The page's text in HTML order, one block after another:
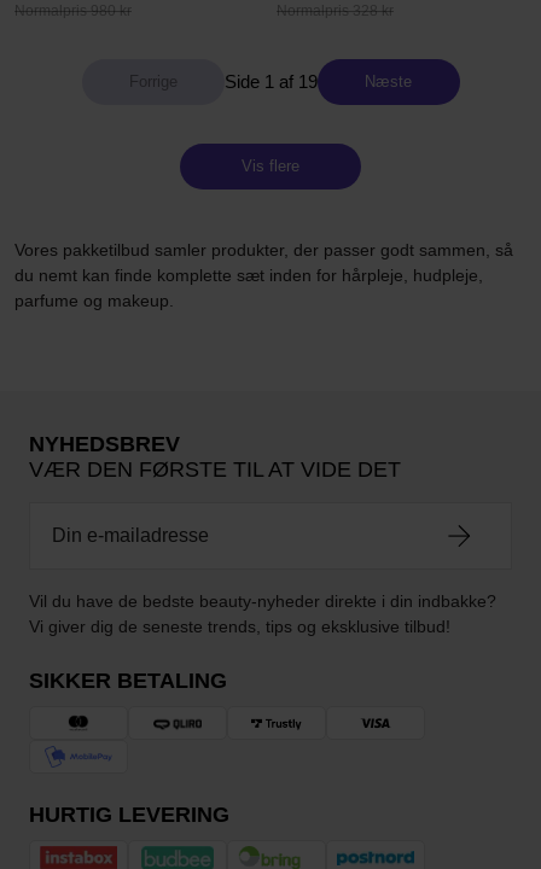
Normalpris 980 kr Normalpris 328 kr
Side 1 af 19 Næste
Vis flere
Vores pakketilbud samler produkter, der passer godt sammen, så
du nemt kan finde komplette sæt inden for hårpleje, hudpleje,
parfume og makeup.
NYHEDSBREV
VÆR DEN FØRSTE TIL AT VIDE DET
Vil du have de bedste beauty-nyheder direkte i din indbakke?
Vi giver dig de seneste trends, tips og eksklusive tilbud!
SIKKER BETALING
HURTIG LEVERING